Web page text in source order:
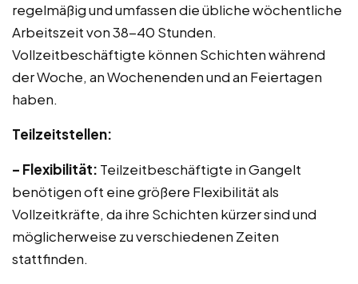
regelmäßig und umfassen die übliche wöchentliche
Arbeitszeit von 38-40 Stunden.
Vollzeitbeschäftigte können Schichten während
der Woche, an Wochenenden und an Feiertagen
haben.
Teilzeitstellen:
– Flexibilität: Teilzeitbeschäftigte in Gangelt
benötigen oft eine größere Flexibilität als
Vollzeitkräfte, da ihre Schichten kürzer sind und
möglicherweise zu verschiedenen Zeiten
stattfinden.